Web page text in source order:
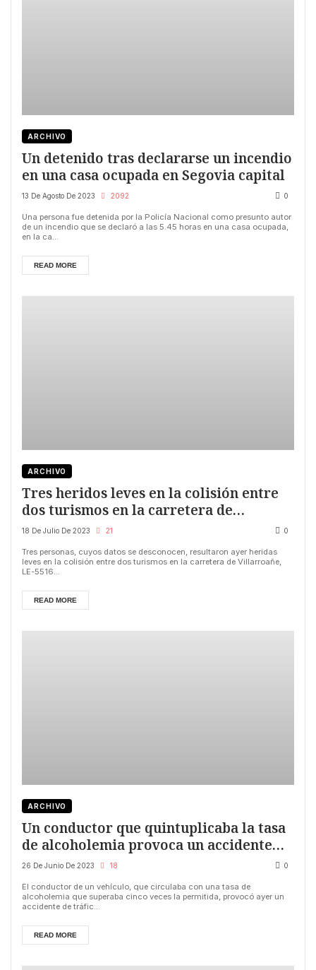
ARCHIVO
Un detenido tras declararse un incendio
en una casa ocupada en Segovia capital
13 De Agosto De 2023 2092 0
Una persona fue detenida por la Policía Nacional como presunto autor
de un incendio que se declaró a las 5.45 horas en una casa ocupada,
en la ca...
READ MORE
ARCHIVO
Tres heridos leves en la colisión entre
dos turismos en la carretera de
Villarroañe (León)
18 De Julio De 2023 21 0
Tres personas, cuyos datos se desconocen, resultaron ayer heridas
leves en la colisión entre dos turismos en la carretera de Villarroañe,
LE-5516...
READ MORE
ARCHIVO
Un conductor que quintuplicaba la tasa
de alcoholemia provoca un accidente
múltiple en León
26 De Junio De 2023 18 0
El conductor de un vehículo, que circulaba con una tasa de
alcoholemia que superaba cinco veces la permitida, provocó ayer un
accidente de tráfic...
READ MORE